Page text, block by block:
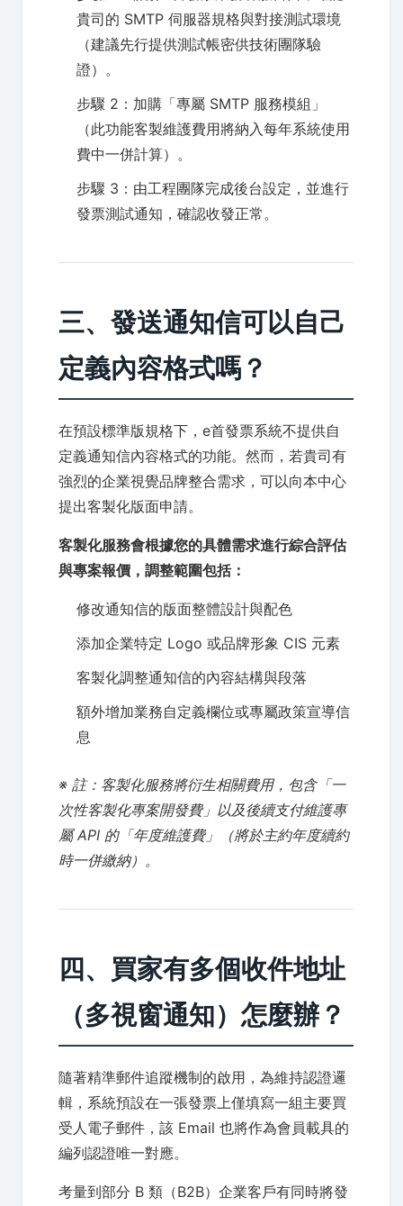
貴司的 SMTP 伺服器規格與對接測試環境
（建議先行提供測試帳密供技術團隊驗
證）。
步驟 2：加購「專屬 SMTP 服務模組」
（此功能客製維護費用將納入每年系統使用
費中一併計算）。
步驟 3：由工程團隊完成後台設定，並進行
發票測試通知，確認收發正常。
三、發送通知信可以自己
定義內容格式嗎？
在預設標準版規格下，e首發票系統不提供自
定義通知信內容格式的功能。然而，若貴司有
強烈的企業視覺品牌整合需求，可以向本中心
提出客製化版面申請。
客製化服務會根據您的具體需求進行綜合評估
與專案報價，調整範圍包括：
修改通知信的版面整體設計與配色
添加企業特定 Logo 或品牌形象 CIS 元素
客製化調整通知信的內容結構與段落
額外增加業務自定義欄位或專屬政策宣導信
息
※ 註：客製化服務將衍生相關費用，包含「一
次性客製化專案開發費」以及後續支付維護專
屬 API 的「年度維護費」（將於主約年度續約
時一併繳納）。
四、買家有多個收件地址
（多視窗通知）怎麼辦？
隨著精準郵件追蹤機制的啟用，為維持認證邏
輯，系統預設在一張發票上僅填寫一組主要買
受人電子郵件，該 Email 也將作為會員載具的
編列認證唯一對應。
考量到部分 B 類（B2B）企業客戶有同時將發